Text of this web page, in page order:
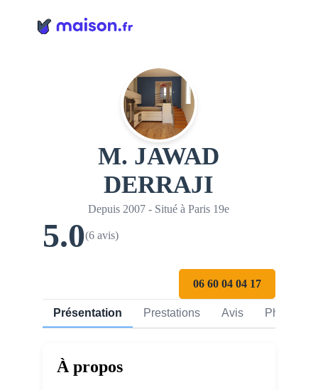
M. JAWAD
DERRAJI
Depuis 2007 - Situé à Paris 19e
5.0(6 avis)
06 60 04 04 17
Présentation Prestations Avis Photos
À propos